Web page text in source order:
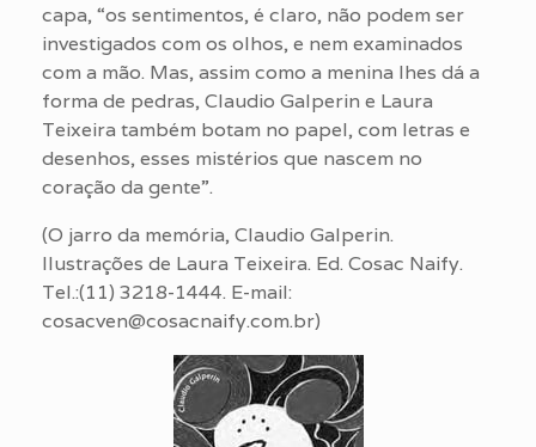
capa, “os sentimentos, é claro, não podem ser
investigados com os olhos, e nem examinados
com a mão. Mas, assim como a menina lhes dá a
forma de pedras, Claudio Galperin e Laura
Teixeira também botam no papel, com letras e
desenhos, esses mistérios que nascem no
coração da gente”.
(O jarro da memória, Claudio Galperin.
Ilustrações de Laura Teixeira. Ed. Cosac Naify.
Tel.:(11) 3218-1444. E-mail:
cosacven@cosacnaify.com.br)